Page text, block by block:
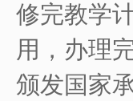
修完教学
用，办理
颁发国家